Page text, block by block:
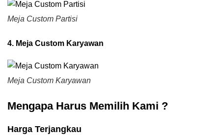
Meja Custom Partisi
4. Meja Custom Karyawan
Meja Custom Karyawan
Mengapa Harus Memilih Kami ?
Harga Terjangkau